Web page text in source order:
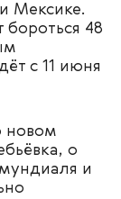
Мексике.
бороться 48
с 11 июня
новом
о
и